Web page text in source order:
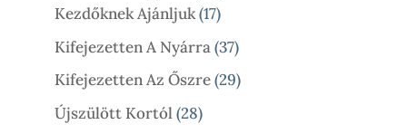
Termék
Kezdőknek Ajánljuk 1717
Termék
Kifejezetten A Nyárra 3737
Termék
Kifejezetten Az Őszre 2929
Újszülött Kortól 2828